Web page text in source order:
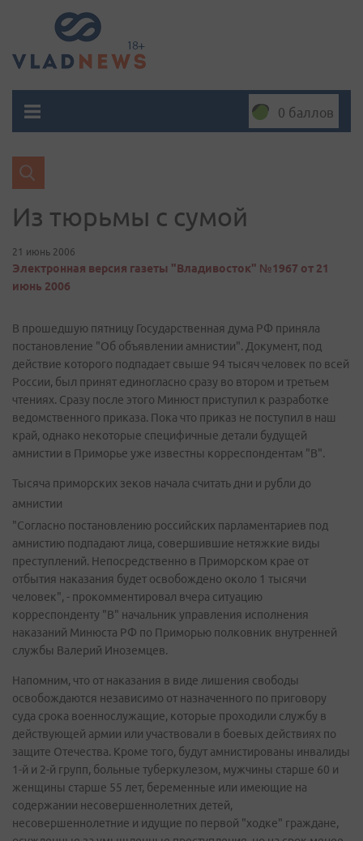
0 баллов
Из тюрьмы с сумой
21 июнь 2006
Электронная версия газеты "Владивосток" №1967 от 21
июнь 2006
В прошедшую пятницу Государственная дума РФ приняла
постановление "Об объявлении амнистии". Документ, под
действие которого подпадает свыше 94 тысяч человек по всей
России, был принят единогласно сразу во втором и третьем
чтениях. Сразу после этого Минюст приступил к разработке
ведомственного приказа. Пока что приказ не поступил в наш
край, однако некоторые специфичные детали будущей
амнистии в Приморье уже известны корреспондентам "В".
Тысяча приморских зеков начала считать дни и рубли до
амнистии
"Согласно постановлению российских парламентариев под
амнистию подпадают лица, совершившие нетяжкие виды
преступлений. Непосредственно в Приморском крае от
отбытия наказания будет освобождено около 1 тысячи
человек", - прокомментировал вчера ситуацию
корреспонденту "В" начальник управления исполнения
наказаний Минюста РФ по Приморью полковник внутренней
службы Валерий Иноземцев.
Напомним, что от наказания в виде лишения свободы
освобождаются независимо от назначенного по приговору
суда срока военнослужащие, которые проходили службу в
действующей армии или участвовали в боевых действиях по
защите Отечества. Кроме того, будут амнистированы инвалиды
1-й и 2-й групп, больные туберкулезом, мужчины старше 60 и
женщины старше 55 лет, беременные или имеющие на
содержании несовершеннолетних детей,
несовершеннолетние и идущие по первой "ходке" граждане,